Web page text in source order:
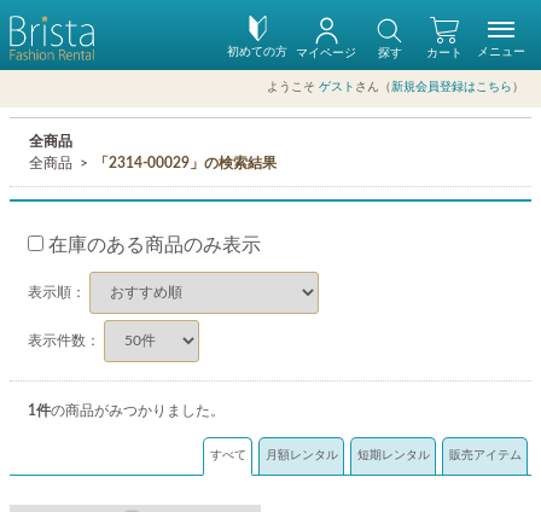
初めての方 カート
マイページ 探す
ようこそ ゲスト さん（新規会員登録はこちら ）
メニュー
全商品
全商品
「2314-00029」の検索結果
在庫のある商品のみ表示
表示順：
表示件数：
1件の商品がみつかりました。
すべて 月額レンタル 短期レンタル 販売アイテム